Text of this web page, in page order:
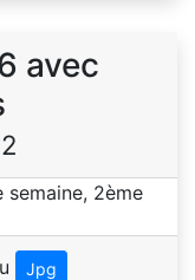
avec
Jpg